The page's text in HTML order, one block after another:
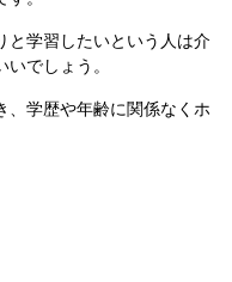
と学習したいという人は介
でしょう。
、学歴や年齢に関係なくホ